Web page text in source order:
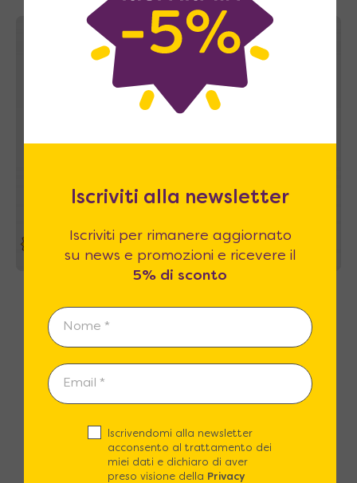
A casa tua in 43~49 giorni
divano a movimento automatico
A partire da
2 … 9
Iscriviti alla newsletter
Iscriviti per rimanere aggiornato
su news e promozioni e ricevere il
5% di sconto
Iscrivendomi alla newsletter
acconsento al trattamento dei
miei dati e dichiaro di aver
preso visione della Privacy